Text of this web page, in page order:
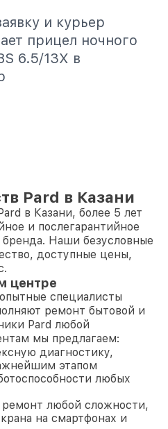
и курьер
прицел ночного
6.5/13X в
Pard в Казани
в Казани, более 5 лет
и послегарантийное
Наши безусловные
доступные цены,
центре
специалисты
ремонт бытовой и
Pard любой
мы предлагаем:
диагностику,
этапом
любых
любой сложности,
на смартфонах и